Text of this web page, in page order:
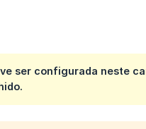
ser configurada neste